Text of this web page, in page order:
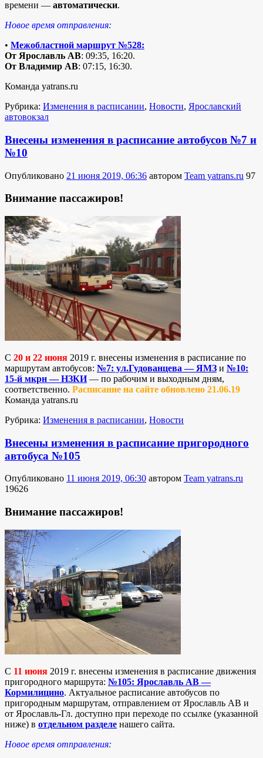
времени — автоматически.
Новое время отправления:
• Межобластной маршрут №528:
От Ярославль АВ: 09:35, 16:20.
От Владимир АВ: 07:15, 16:30.
Команда yatrans.ru
Рубрика: Изменения в расписании, Новости, Ярославский
автовокзал
Внесены изменения в расписание автобусов №7 и
№10
Опубликовано 21 июня 2019, 06:36 автором Team yatrans.ru 97
Внимание пассажиров!
С 20 и 22 июня 2019 г. внесены изменения в расписание по
маршрутам автобусов: №7: ул.Гудованцева — ЯМЗ и №10:
15-й мкрн — НЗКИ— по рабочим и выходным дням,
соответственно. Расписание на сайте обновлено 21.06.19
Команда yatrans.ru
Рубрика: Изменения в расписании, Новости
Внесены изменения в расписание пригородного
автобуса №105
Опубликовано 11 июня 2019, 06:30 автором Team yatrans.ru
19626
Внимание пассажиров!
C 11 июня 2019 г. внесены изменения в расписание движения
пригородного маршрута: №105: Ярославль АВ —
Кормилицино. Актуальное расписание автобусов по
пригородным маршрутам, отправлением от Ярославль АВ и
от Ярославль-Гл. доступно при переходе по ссылке (указанной
ниже) в отдельном разделе нашего сайта.
Новое время отправления: